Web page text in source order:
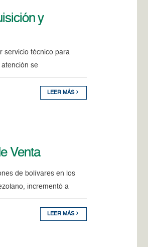
y
servicio técnico para
se
LEER MÁS
Venta
de bolívares en los
incrementó a
LEER MÁS